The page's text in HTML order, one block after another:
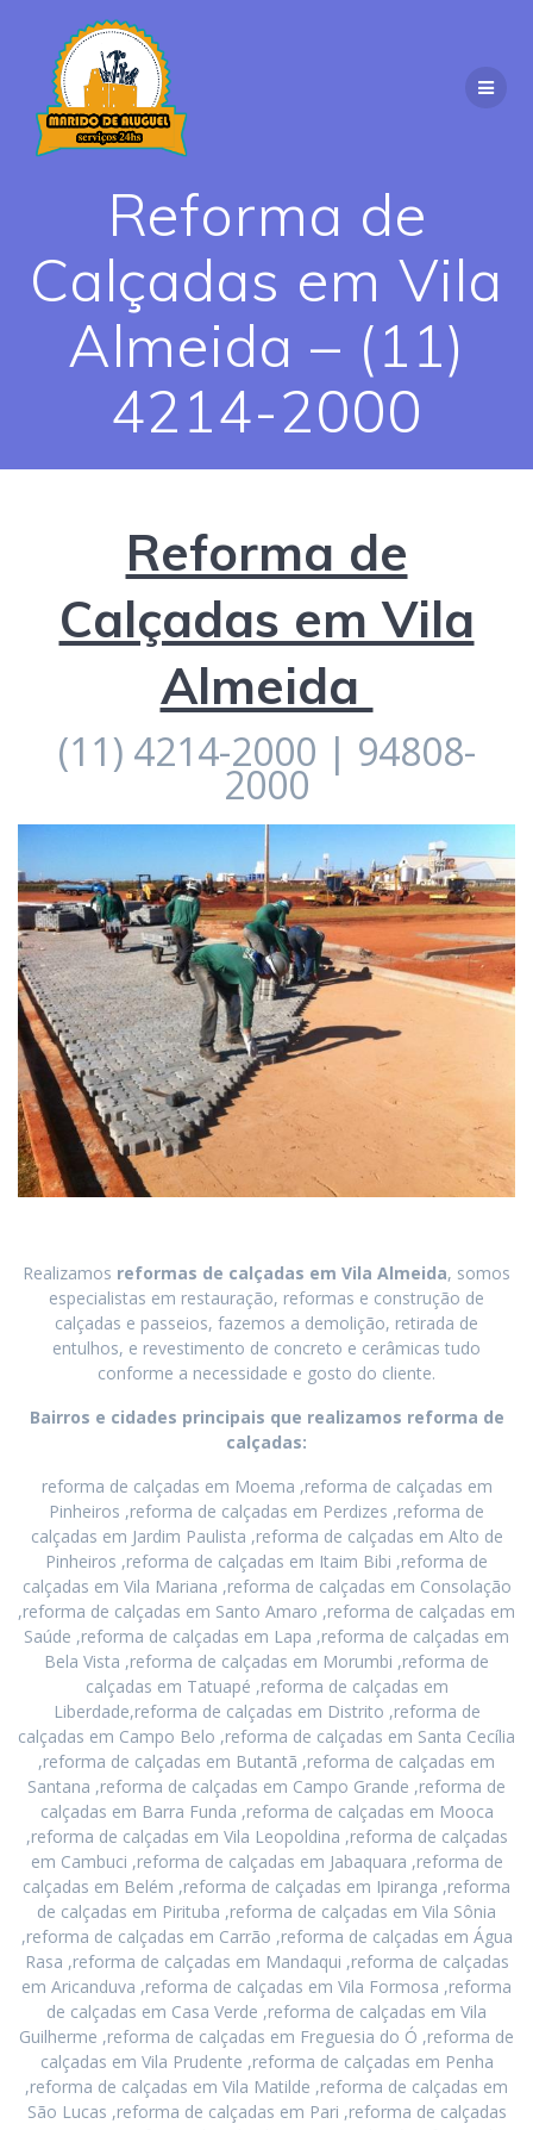
Reforma de
Calçadas em Vila
Almeida – (11)
4214-2000
Reforma de
Calçadas em Vila
Almeida
(11) 4214-2000 | 94808-
2000
Realizamos reformas de calçadas em Vila Almeida, somos
especialistas em restauração, reformas e construção de
calçadas e passeios, fazemos a demolição, retirada de
entulhos, e revestimento de concreto e cerâmicas tudo
conforme a necessidade e gosto do cliente.
Bairros e cidades principais que realizamos reforma de
calçadas:
reforma de calçadas em Moema ,reforma de calçadas em
Pinheiros ,reforma de calçadas em Perdizes ,reforma de
calçadas em Jardim Paulista ,reforma de calçadas em Alto de
Pinheiros ,reforma de calçadas em Itaim Bibi ,reforma de
calçadas em Vila Mariana ,reforma de calçadas em Consolação
,reforma de calçadas em Santo Amaro ,reforma de calçadas em
Saúde ,reforma de calçadas em Lapa ,reforma de calçadas em
Bela Vista ,reforma de calçadas em Morumbi ,reforma de
calçadas em Tatuapé ,reforma de calçadas em
Liberdade,reforma de calçadas em Distrito ,reforma de
calçadas em Campo Belo ,reforma de calçadas em Santa Cecília
,reforma de calçadas em Butantã ,reforma de calçadas em
Santana ,reforma de calçadas em Campo Grande ,reforma de
calçadas em Barra Funda ,reforma de calçadas em Mooca
,reforma de calçadas em Vila Leopoldina ,reforma de calçadas
em Cambuci ,reforma de calçadas em Jabaquara ,reforma de
calçadas em Belém ,reforma de calçadas em Ipiranga ,reforma
de calçadas em Pirituba ,reforma de calçadas em Vila Sônia
,reforma de calçadas em Carrão ,reforma de calçadas em Água
Rasa ,reforma de calçadas em Mandaqui ,reforma de calçadas
em Aricanduva ,reforma de calçadas em Vila Formosa ,reforma
de calçadas em Casa Verde ,reforma de calçadas em Vila
Guilherme ,reforma de calçadas em Freguesia do Ó ,reforma de
calçadas em Vila Prudente ,reforma de calçadas em Penha
,reforma de calçadas em Vila Matilde ,reforma de calçadas em
São Lucas ,reforma de calçadas em Pari ,reforma de calçadas